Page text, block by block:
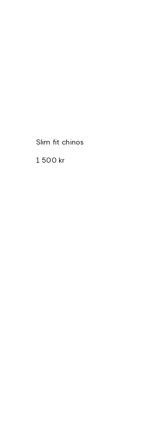
Slim fit chinos
1 500 kr